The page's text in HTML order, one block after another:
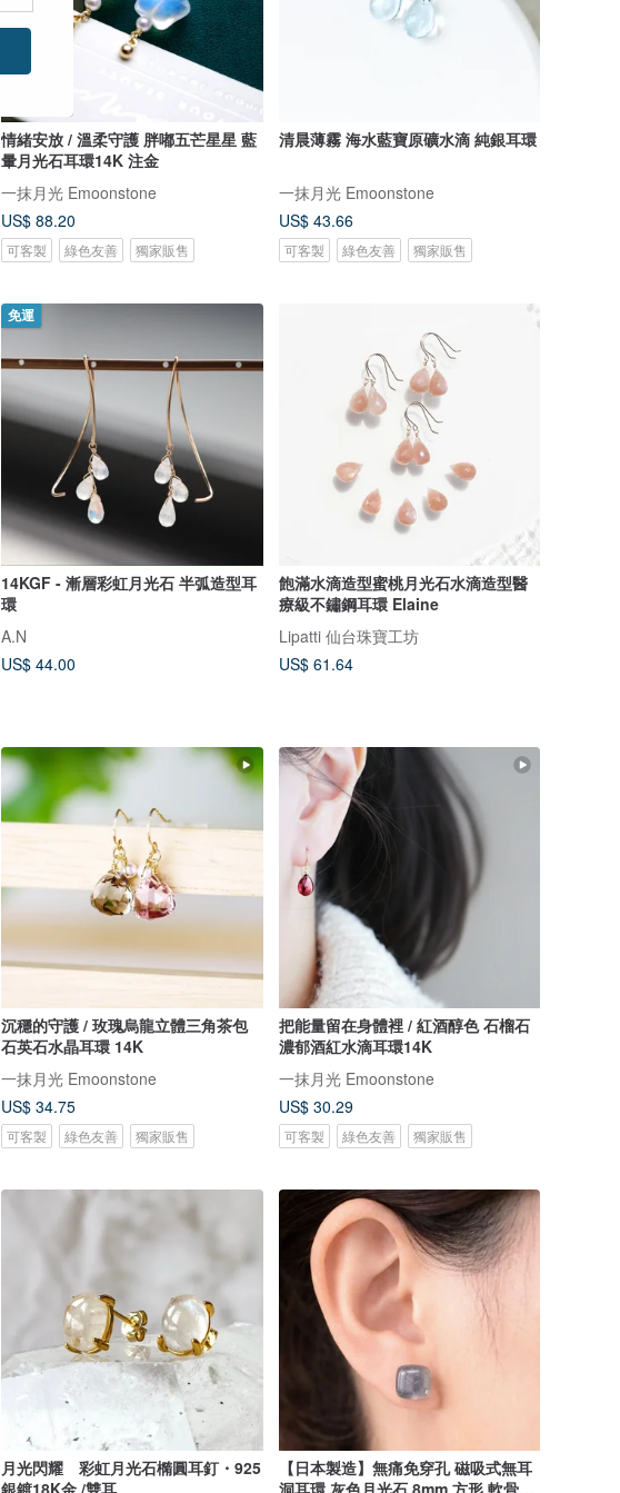
情緒安放 / 溫柔守護 胖嘟五芒星星 藍
暈月光石耳環14K 注金
一抹月光 Emoonstone
US$ 88.20
可客製 綠色友善 獨家販售
清晨薄霧 海水藍寶原礦水滴 純銀耳環
一抹月光 Emoonstone
US$ 43.66
可客製 綠色友善 獨家販售
免運
14KGF - 漸層彩虹月光石 半弧造型耳
環
A.N
US$ 44.00
飽滿水滴造型蜜桃月光石水滴造型醫
療級不鏽鋼耳環 Elaine
Lipatti 仙台珠寶工坊
US$ 61.64
沉穩的守護 / 玫瑰烏龍立體三角茶包
石英石水晶耳環 14K
一抹月光 Emoonstone
US$ 34.75
可客製 綠色友善 獨家販售
把能量留在身體裡 / 紅酒醇色 石榴石
濃郁酒紅水滴耳環14K
一抹月光 Emoonstone
US$ 30.29
可客製 綠色友善 獨家販售
月光閃耀 彩虹月光石橢圓耳釘・925
【日本製造】無痛免穿孔 磁吸式無耳